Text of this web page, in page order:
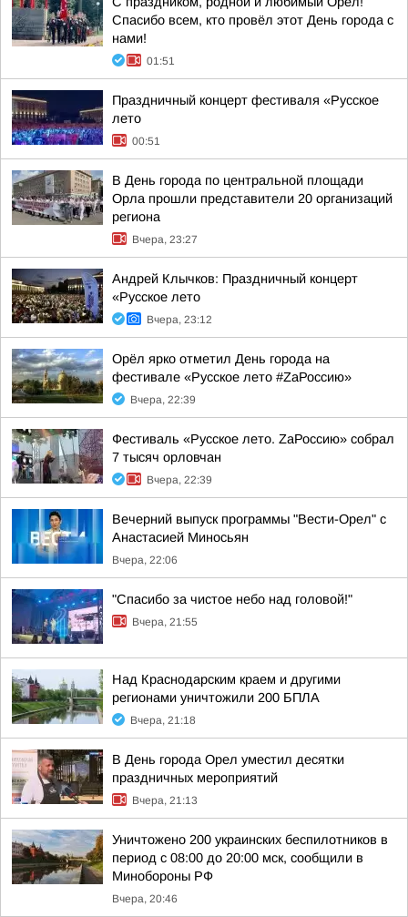
Спасибо всем, кто провёл этот День города с
нами!
01:51
Праздничный концерт фестиваля «Русское
лето
00:51
В День города по центральной площади
Орла прошли представители 20 организаций
региона
Вчера, 23:27
Андрей Клычков: Праздничный концерт
«Русское лето
Вчера, 23:12
Орёл ярко отметил День города на
фестивале «Русское лето #ZaРоссию»
Вчера, 22:39
Фестиваль «Русское лето. ZаРоссию» собрал
7 тысяч орловчан
Вчера, 22:39
Вечерний выпуск программы "Вести-Орел" с
Анастасией Миносьян
Вчера, 22:06
"Спасибо за чистое небо над головой!"
Вчера, 21:55
Над Краснодарским краем и другими
регионами уничтожили 200 БПЛА
Вчера, 21:18
В День города Орел уместил десятки
праздничных мероприятий
Вчера, 21:13
Уничтожено 200 украинских беспилотников в
период с 08:00 до 20:00 мск, сообщили в
Минобороны РФ
Вчера, 20:46